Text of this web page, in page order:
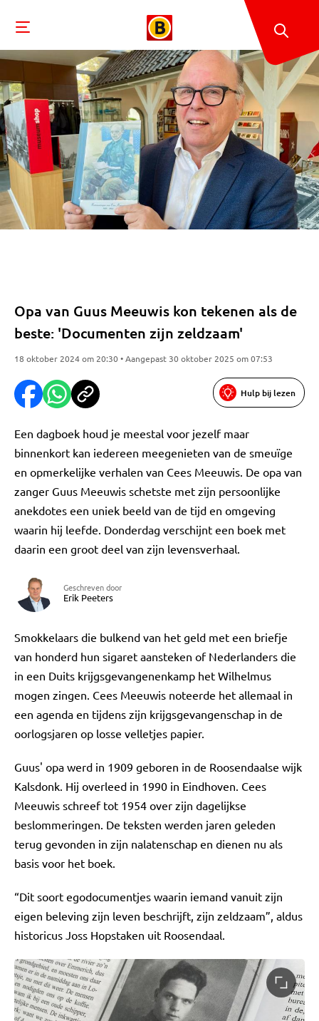
Opa van Guus Meeuwis kon tekenen als de
beste: 'Documenten zijn zeldzaam'
18 oktober 2024 om 20:30 • Aangepast 30 oktober 2025 om 07:53
Hulp bij lezen
Een dagboek houd je meestal voor jezelf maar
binnenkort kan iedereen meegenieten van de smeuïge
en opmerkelijke verhalen van Cees Meeuwis. De opa van
zanger Guus Meeuwis schetste met zijn persoonlijke
anekdotes een uniek beeld van de tijd en omgeving
waarin hij leefde. Donderdag verschijnt een boek met
daarin een groot deel van zijn levensverhaal.
Geschreven door
Erik Peeters
Smokkelaars die bulkend van het geld met een briefje
van honderd hun sigaret aansteken of Nederlanders die
in een Duits krijgsgevangenenkamp het Wilhelmus
mogen zingen. Cees Meeuwis noteerde het allemaal in
een agenda en tijdens zijn krijgsgevangenschap in de
oorlogsjaren op losse velletjes papier.
Guus' opa werd in 1909 geboren in de Roosendaalse wijk
Kalsdonk. Hij overleed in 1990 in Eindhoven. Cees
Meeuwis schreef tot 1954 over zijn dagelijkse
beslommeringen. De teksten werden jaren geleden
terug gevonden in zijn nalatenschap en dienen nu als
basis voor het boek.
“Dit soort egodocumentjes waarin iemand vanuit zijn
eigen beleving zijn leven beschrijft, zijn zeldzaam”, aldus
historicus Joss Hopstaken uit Roosendaal.